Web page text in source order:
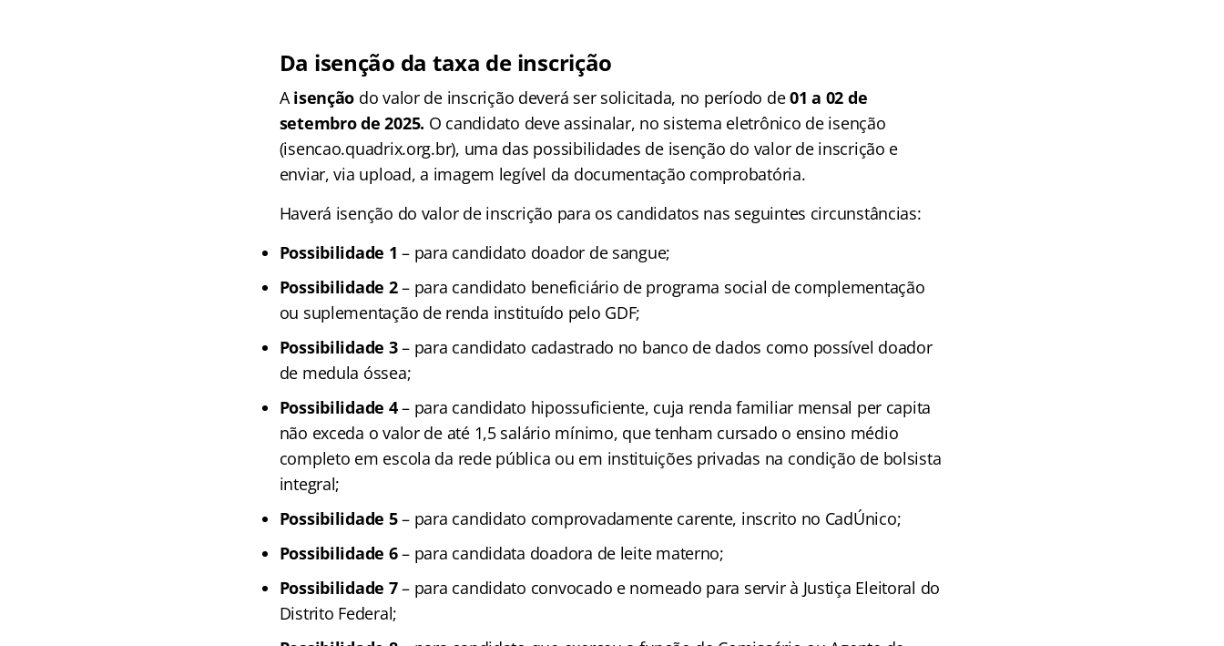
Da isenção da taxa de inscrição
Aisenção do valor de inscrição deverá ser solicitada, no período de01 a 02 de
setembro de 2025. O candidato deve assinalar, no sistema eletrônico de isenção
(isencao.quadrix.org.br), uma das possibilidades de isenção do valor de inscrição e
enviar, via upload, a imagem legível da documentação comprobatória.
Haverá isenção do valor de inscrição para os candidatos nas seguintes circunstâncias:
Possibilidade 1 – para candidato doador de sangue;
Possibilidade 2– para candidato beneficiário de programa social de complementação
ou suplementação de renda instituído pelo GDF;
Possibilidade 3– para candidato cadastrado no banco de dados como possível doador
de medula óssea;
Possibilidade 4– para candidato hipossuficiente, cuja renda familiar mensal per capita
não exceda o valor de até 1,5 salário mínimo, que tenham cursado o ensino médio
completo em escola da rede pública ou em instituições privadas na condição de bolsista
integral;
Possibilidade 5– para candidato comprovadamente carente, inscrito no CadÚnico;
Possibilidade 6– para candidata doadora de leite materno;
Possibilidade 7– para candidato convocado e nomeado para servir à Justiça Eleitoral do
Distrito Federal;